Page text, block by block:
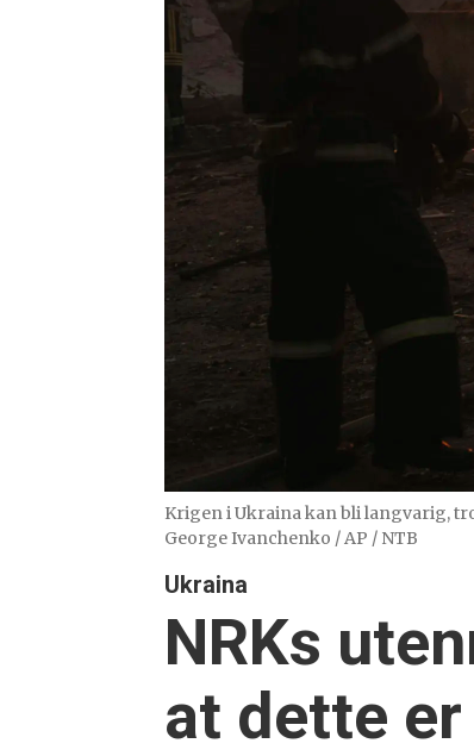
Krigen i Ukraina kan bli langvarig,
George Ivanchenko / AP / NTB
Ukraina
NRKs
at dette